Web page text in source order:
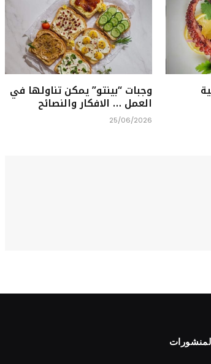
وجبات “بينتو” يمكن تناولها في
العمل … الافكار والنصائح
25/06/2026